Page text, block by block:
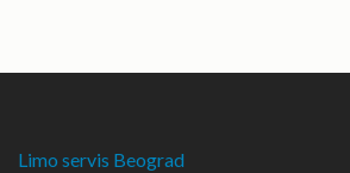
Limo servis Beograd